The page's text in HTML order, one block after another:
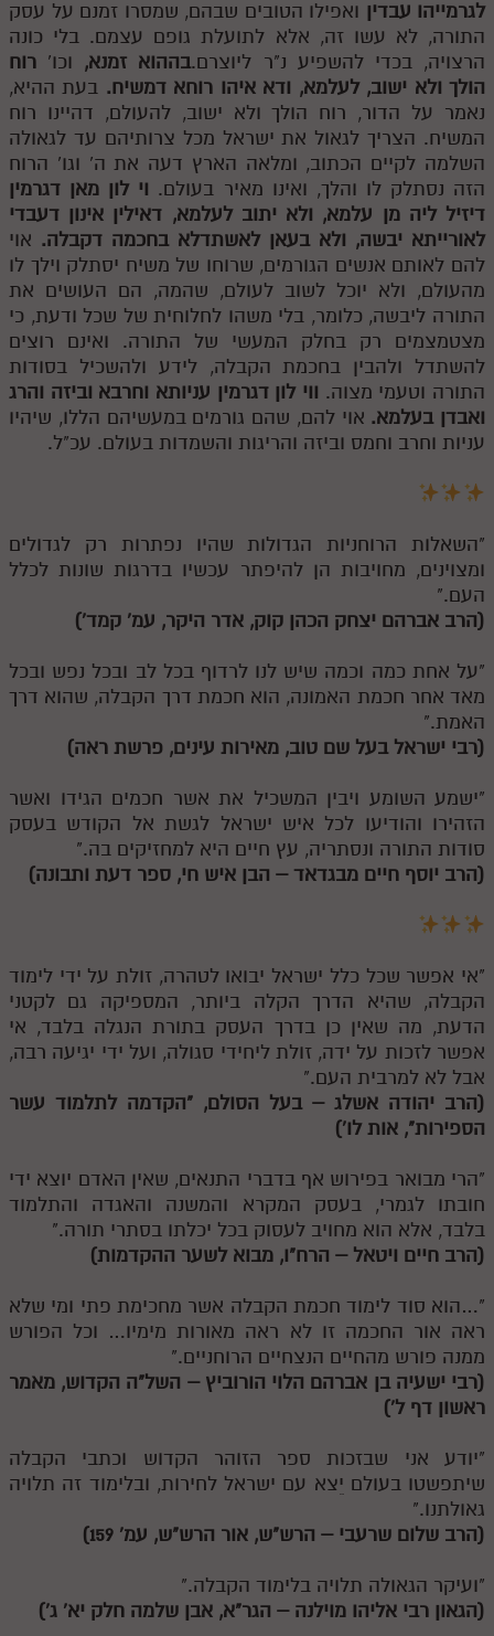
לגרמייהו עבדין ואפילו הטובים שבהם, שמסרו זמנם על עסק
התורה, לא עשו זה, אלא לתועלת גופם עצמם. בלי כונה
הרצויה, בכדי להשפיע נ"ר ליוצרם.בההוא זמנא, וכו' רוח
הולך ולא ישוב, לעלמא, ודא איהו רוחא דמשיח. בעת ההיא,
נאמר על הדור, רוח הולך ולא ישוב, להעולם, דהיינו רוח
המשיח. הצריך לגאול את ישראל מכל צרותיהם עד לגאולה
השלמה לקיים הכתוב, ומלאה הארץ דעה את ה' וגו' הרוח
הזה נסתלק לו והלך, ואינו מאיר בעולם. וי לון מאן דגרמין
דיזיל ליה מן עלמא, ולא יתוב לעלמא, דאילין אינון דעבדי
לאורייתא יבשה, ולא בעאן לאשתדלא בחכמה דקבלה. אוי
להם לאותם אנשים הגורמים, שרוחו של משיח יסתלק וילך לו
מהעולם, ולא יוכל לשוב לעולם, שהמה, הם העושים את
התורה ליבשה, כלומר, בלי משהו לחלוחית של שכל ודעת, כי
מצטמצמים רק בחלק המעשי של התורה. ואינם רוצים
להשתדל ולהבין בחכמת הקבלה, לידע ולהשכיל בסודות
התורה וטעמי מצוה. ווי לון דגרמין עניותא וחרבא וביזה והרג
ואבדן בעלמא. אוי להם, שהם גורמים במעשיהם הללו, שיהיו
עניות וחרב וחמס וביזה והריגות והשמדות בעולם. עכ"ל.
"השאלות הרוחניות הגדולות שהיו נפתרות רק לגדולים
ומצוינים, מחויבות הן להיפתר עכשיו בדרגות שונות לכלל
העם."
(הרב אברהם יצחק הכהן קוק, אדר היקר, עמ' קמד')
"על אחת כמה וכמה שיש לנו לרדוף בכל לב ובכל נפש ובכל
מאד אחר חכמת האמונה, הוא חכמת דרך הקבלה, שהוא דרך
האמת."
(רבי ישראל בעל שם טוב, מאירות עינים, פרשת ראה)
"ישמע השומע ויבין המשכיל את אשר חכמים הגידו ואשר
הזהירו והודיעו לכל איש ישראל לגשת אל הקודש בעסק
סודות התורה ונסתריה, עץ חיים היא למחזיקים בה."
(הרב יוסף חיים מבגדאד – הבן איש חי, ספר דעת ותבונה)
"אי אפשר שכל כלל ישראל יבואו לטהרה, זולת על ידי לימוד
הקבלה, שהיא הדרך הקלה ביותר, המספיקה גם לקטני
הדעת, מה שאין כן בדרך העסק בתורת הנגלה בלבד, אי
אפשר לזכות על ידה, זולת ליחידי סגולה, ועל ידי יגיעה רבה,
אבל לא למרבית העם."
(הרב יהודה אשלג – בעל הסולם, "הקדמה לתלמוד עשר
הספירות", אות לו')
"הרי מבואר בפירוש אף בדברי התנאים, שאין האדם יוצא ידי
חובתו לגמרי, בעסק המקרא והמשנה והאגדה והתלמוד
בלבד, אלא הוא מחויב לעסוק בכל יכלתו בסתרי תורה."
(הרב חיים ויטאל – הרח"ו, מבוא לשער ההקדמות)
"…הוא סוד לימוד חכמת הקבלה אשר מחכימת פתי ומי שלא
ראה אור החכמה זו לא ראה מאורות מימיו… וכל הפורש
ממנה פורש מהחיים הנצחיים הרוחניים."
(רבי ישעיה בן אברהם הלוי הורוביץ – השל"ה הקדוש, מאמר
ראשון דף ל')
"יודע אני שבזכות ספר הזוהר הקדוש וכתבי הקבלה
שיתפשטו בעולם יֵצא עם ישראל לחירות, ובלימוד זה תלויה
גאולתנו."
(הרב שלום שרעבי – הרש"ש, אור הרש"ש, עמ' 159)
"ועיקר הגאולה תלויה בלימוד הקבלה."
(הגאון רבי אליהו מוילנה – הגר"א, אבן שלמה חלק יא' ג')